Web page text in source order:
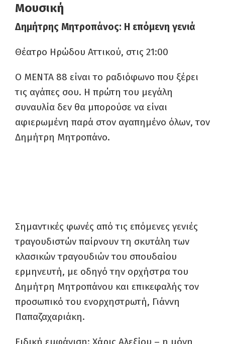
Μουσική
Δημήτρης Μητροπάνος: Η επόμενη γενιά
Θέατρο Ηρώδου Αττικού, στις 21:00
Ο ΜΕΝΤΑ 88 είναι το ραδιόφωνο που ξέρει
τις αγάπες σου. Η πρώτη του μεγάλη
συναυλία δεν θα μπορούσε να είναι
αφιερωμένη παρά στον αγαπημένο όλων, τον
Δημήτρη Μητροπάνο.
Σημαντικές φωνές από τις επόμενες γενιές
τραγουδιστών παίρνουν τη σκυτάλη των
κλασικών τραγουδιών του σπουδαίου
ερμηνευτή, με οδηγό την ορχήστρα του
Δημήτρη Μητροπάνου και επικεφαλής τον
προσωπικό του ενορχηστρωτή, Γιάννη
Παπαζαχαριάκη.